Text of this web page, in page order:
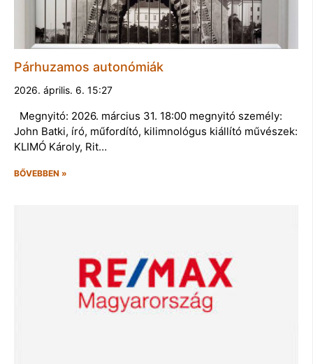
Párhuzamos autonómiák
2026. április. 6. 15:27
Megnyitó: 2026. március 31. 18:00 megnyitó személy:
John Batki, író, műfordító, kilimnológus kiállító művészek:
KLIMÓ Károly, Rit…
BŐVEBBEN »